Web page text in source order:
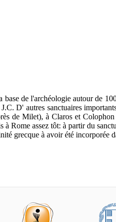
de l'archéologie autour de
D' autres sanctuaires
de Milet), à Claros et
Rome assez tôt: à partir du
grecque à avoir été incorporée